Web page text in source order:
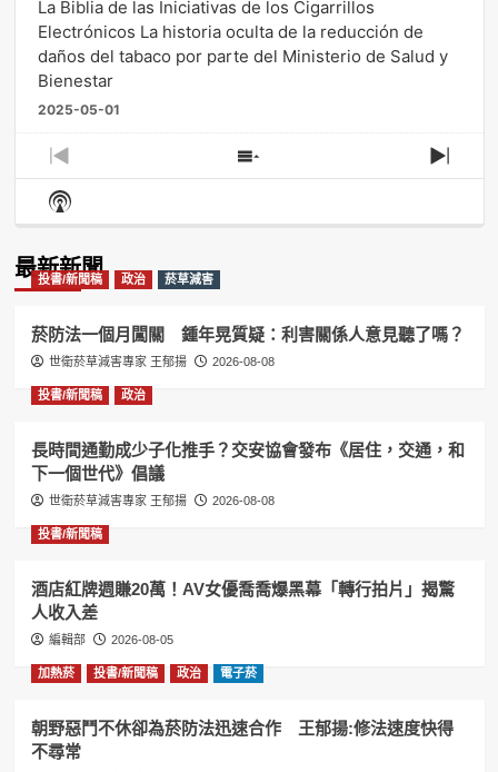
La Biblia de las Iniciativas de los Cigarrillos
Electrónicos La historia oculta de la reducción de
daños del tabaco por parte del Ministerio de Salud y
Bienestar
2025-05-01
Previous
Episode
Show
Episodes
Next
Show
Podcast
最新新聞
投書/新聞稿 政治 菸草減害
菸防法一個月闖關 鍾年晃質疑：利害關係人意見聽了嗎？
世衛菸草減害專家 王郁揚 2026-08-08
投書/新聞稿 政治
長時間通勤成少子化推手？交安協會發布《居住，交通，和
下一個世代》倡議
世衛菸草減害專家 王郁揚 2026-08-08
投書/新聞稿
酒店紅牌週賺20萬！AV女優喬喬爆黑幕「轉行拍片」揭驚
人收入差
編輯部 2026-08-05
加熱菸 投書/新聞稿 政治 電子菸
朝野惡鬥不休卻為菸防法迅速合作 王郁揚:修法速度快得
不尋常